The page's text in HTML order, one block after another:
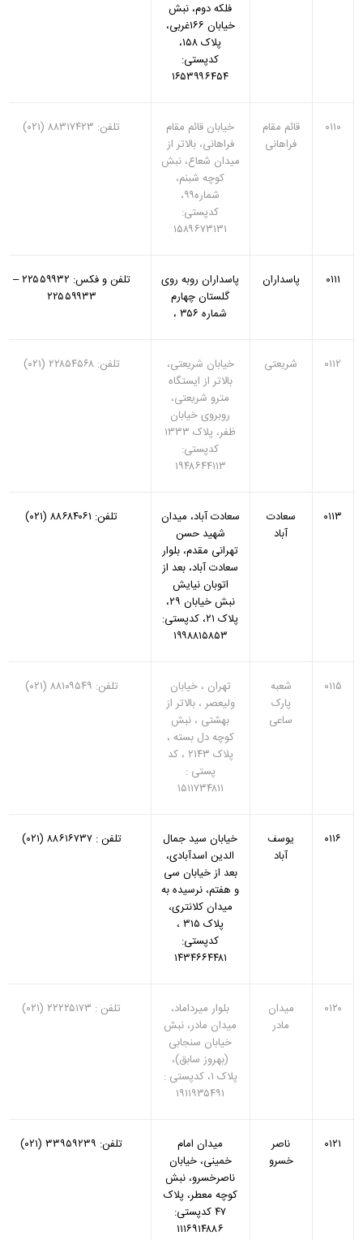
فلکه دوم، نبش
خیابان ۱۶۶غربی،
پلاک ۱۵۸‏،
کدپستی:
۱۶۵۳۹۹۶۴۵۴
۰۱۱۰
قائم مقام
فراهانی
خیابان قائم مقام
فراهانی، بالاتر از
میدان شعاع، نبش
کوچه شبنم،
شماره۹۹،
کدپستی:
۱۵۸۹۶۷۳۱۳۱
تلفن: ۸۸۳۱۷۴۲۳ (۰۲۱)
۰۱۱۱ پاسداران
پاسداران روبه روی
گلستان چهارم
شماره ۳۵۶ ‏،‏
تلفن و فکس: ‏۲۲۵۵۹۹۳۲ –
۲۲۵۵۹۹۳۳
۰۱۱۲ شریعتی
خیابان شریعتی،
بالاتر از ایستگاه
مترو شریعتی،
روبروی خیابان
ظفر، پلاک ۱۳۳۳
کدپستی:
۱۹۴۸۶۴۴۱۱۳
تلفن: ۲۲۸۵۴۵۶۸ (۰۲۱)
۰۱۱۳
سعادت
آباد
سعادت آباد، میدان
شهید حسن
تهرانی مقدم، بلوار
سعادت آباد، بعد از
اتوبان نیایش
نبش خیابان ۲۹،
پلاک ۲۱، کدپستی:
۱۹۹۸۸۱۵۸۵۳
تلفن: ۸۸۶۸۴۰۶۱ (۰۲۱)
۰۱۱۵
شعبه
پارک
ساعی
تهران ، خیابان
ولیعصر ، بالاتر از
بهشتی ، نبش
کوچه دل بسته ،
پلاک ۲۱۴۳ ، کد
پستی :
۱۵۱۱۷۳۴۸۱۱
تلفن: ۸۸۱۰۹۵۴۹ (۰۲۱)
۰۱۱۶
یوسف
آباد
خیابان سید جمال
الدین اسدآبادی،
بعد از خیابان سی
و هفتم، نرسیده به
میدان کلانتری،
پلاک ۳۱۵ ،
کدپستی:
۱۴۳۴۶۶۴۴۸۱
تلفن : ۸۸۶۱۶۷۳۷ (۰۲۱)
۰۱۲۰
میدان
مادر
بلوار میرداماد،
میدان مادر، نبش
خیابان سنجابی
(بهروز سابق)،
پلاک ۱، کدپستی :
۱۹۱۱۹۳۵۴۹۱
تلفن : ۲۲۲۲۵۱۷۳ (۰۲۱)
۰۱۲۱
ناصر
خسرو
میدان امام
خمینی، خیابان
ناصرخسرو، نبش
کوچه معطر، پلاک
۴۷ کدپستی:
۱۱۱۶۹۱۴۸۸۶
تلفن: ۳۳۹۵۹۲۳۹ (۰۲۱)